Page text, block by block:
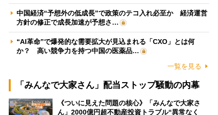
中国経済“予想外の低成長”で政策のテコ入れ必至か 経済運営
方針の修正で成長加速が予想さ…
“AI革命”で爆発的な需要拡大が見込まれる「CXO」とは何
か？ 高い競争力を持つ中国の医薬品…
一覧を見る
「みんなで大家さん」配当ストップ騒動の内幕
《ついに見えた問題の核心》「みんなで大家さ
ん」2000億円超不動産投資トラブル“異常なく